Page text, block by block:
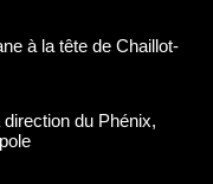
du Phénix,
Serre à la direction
National Grand